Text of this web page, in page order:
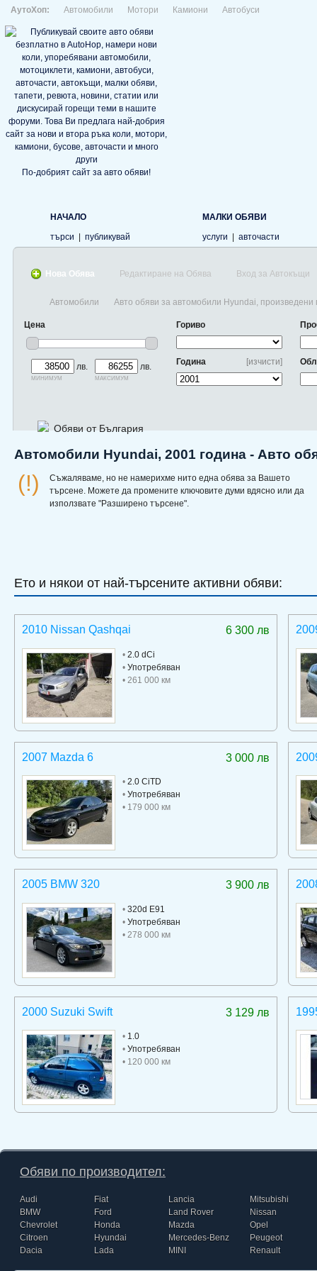
АутоХоп: Автомобили Мотори Камиони Автобуси
По-добрият сайт за авто обяви!
НАЧАЛО
търси
публикувай
МАЛКИ ОБЯВИ
услуги
авточасти
Нова Обява Редактиране на Обява Вход за Автокъщи
Автомобили Авто обяви за автомобили Hyundai, произведени
Цена
лв.
минимум
лв.
максимум
Гориво
[изчисти]
Година
Обяви от България
Автомобили Hyundai, 2001 година - Авто
(!)
Съжаляваме, но не намерихме нито една обява за Вашето
търсене. Можете да промените ключовите думи вдясно или да
използвате "Разширено търсене".
Ето и някои от най-търсените активни обяви:
6 300 лв
2010 Nissan Qashqai
• 2.0 dCi
• Употребяван
• 261 000 км
3 000 лв
2007 Mazda 6
• 2.0 CiTD
• Употребяван
• 179 000 км
3 900 лв
2005 BMW 320
• 320d E91
• Употребяван
• 278 000 км
3 129 лв
2000 Suzuki Swift
• 1.0
• Употребяван
• 120 000 км
Обяви по производител:
Audi
BMW
Chevrolet
Citroen
Dacia
Fiat
Ford
Honda
Hyundai
Lada
Lancia
Land Rover
Mazda
Mercedes-Benz
MINI
Mitsubishi
Nissan
Opel
Peugeot
Renault